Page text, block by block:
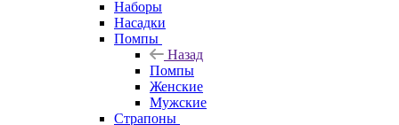
Наборы
Насадки
Помпы
Назад
Помпы
Женские
Мужские
Страпоны